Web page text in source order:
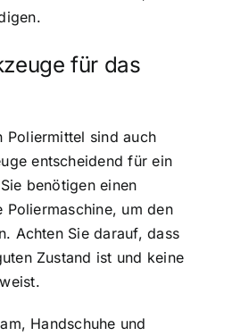
für das
Poliermittel sind auch
entscheidend für ein
benötigen einen
Poliermaschine, um den
Achten Sie darauf, dass
Zustand ist und keine
Handschuhe und